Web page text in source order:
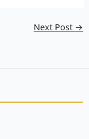
Next Post →